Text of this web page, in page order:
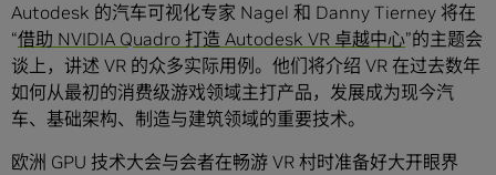
Autodesk 的汽车可视化专家 Nagel 和 Danny Tierney 将在
“借助 NVIDIA Quadro 打造 Autodesk VR 卓越中心”的主题会
谈上，讲述 VR 的众多实际用例。他们将介绍 VR 在过去数年
如何从最初的消费级游戏领域主打产品，发展成为现今汽
车、基础架构、制造与建筑领域的重要技术。
欧洲 GPU 技术大会与会者在畅游 VR 村时准备好大开眼界